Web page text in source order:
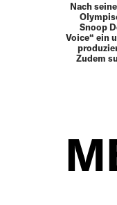
Nach
Snoop
Voice“ ein
Zudem